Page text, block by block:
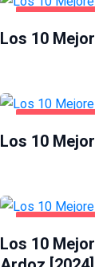
SALUD Y
Los 10
SALUD Y
Los 10
SALUD Y
Los 10